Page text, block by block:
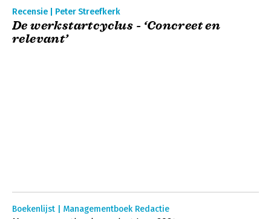
Recensie | Peter Streefkerk
De werkstartcyclus - ‘Concreet en
relevant’
Boekenlijst | Managementboek Redactie